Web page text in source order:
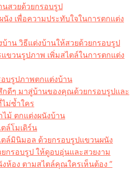
นสวยด้วยกรอบรูป
ง เพื่อความประทับใจในการตกแต่ง
าน วิธีแต่งบ้านให้สวยด้วยกรอบรูป
ขวนรูปภาพ เพิ่มสไตล์ในการตกแต่ง
บรูปภาพตกแต่งบ้าน
กดีๆ มาสู่บ้านของคุณด้วยกรอบรูปและ
ม่ซ้ำใคร
ม้ ตกแต่งผนังบ้าน
ล์โมเดิร์น
ล์มินิมอล ด้วยกรอบรูปแขวนผนัง
กรอบรูป ให้ดูอบอุ่นและสวยงาม
ห้อง ตามสไตล์คุณใครเห็นต้อง ”